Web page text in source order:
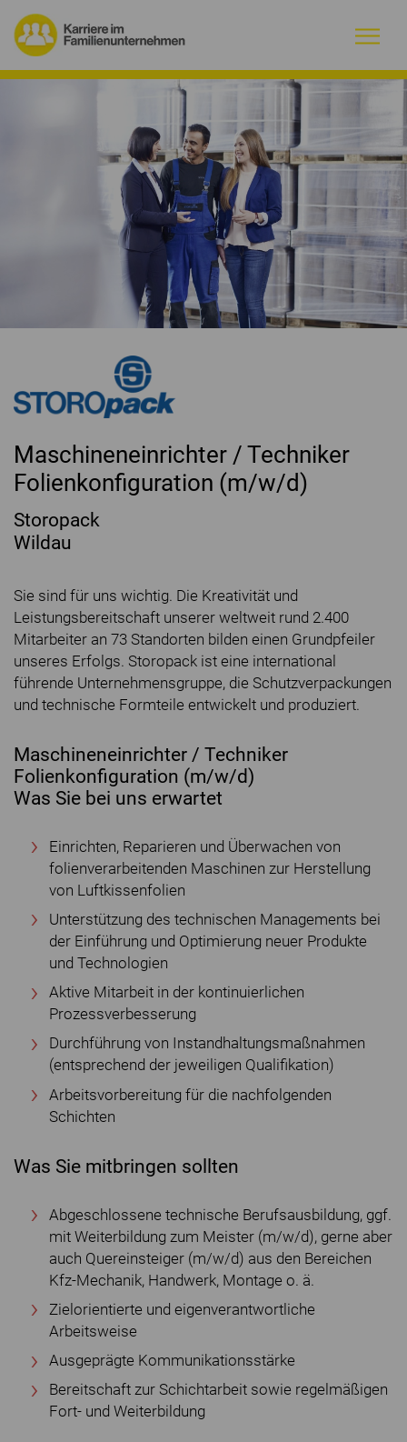
Warum Familienunternehmen?
Firmenprofile
Maschineneinrichter / Techniker
Folienkonfiguration (m/w/d)
Storopack
Wildau
Sie sind für uns wichtig. Die Kreativität und
Leistungsbereitschaft unserer weltweit rund 2.400
Mitarbeiter an 73 Standorten bilden einen Grundpfeiler
unseres Erfolgs. Storopack ist eine international
führende Unternehmensgruppe, die Schutzverpackungen
und technische Formteile entwickelt und produziert.
Maschineneinrichter / Techniker
Folienkonfiguration (m/w/d)
Was Sie bei uns erwartet
Einrichten, Reparieren und Überwachen von
folienverarbeitenden Maschinen zur Herstellung
von Luftkissenfolien
Unterstützung des technischen Managements bei
der Einführung und Optimierung neuer Produkte
und Technologien
Aktive Mitarbeit in der kontinuierlichen
Prozessverbesserung
Durchführung von Instandhaltungsmaßnahmen
(entsprechend der jeweiligen Qualifikation)
Arbeitsvorbereitung für die nachfolgenden
Schichten
Was Sie mitbringen sollten
Abgeschlossene technische Berufsausbildung, ggf.
mit Weiterbildung zum Meister (m/w/d), gerne aber
auch Quereinsteiger (m/w/d) aus den Bereichen
Kfz-Mechanik, Handwerk, Montage o. ä.
Zielorientierte und eigenverantwortliche
Arbeitsweise
Ausgeprägte Kommunikationsstärke
Bereitschaft zur Schichtarbeit sowie regelmäßigen
Fort- und Weiterbildung